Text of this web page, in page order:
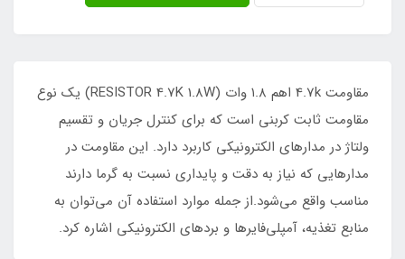
مقاومت 4.7k اهم ۱.۸ وات (RESISTOR 4.7K 1.8W) یک نوع
مقاومت ثابت کربنی است که برای کنترل جریان و تقسیم
ولتاژ در مدارهای الکترونیکی کاربرد دارد. این مقاومت در
مدارهایی که نیاز به دقت و پایداری نسبت به گرما دارند
مناسب واقع می‌شود.از جمله موارد استفاده آن می‌توان به
منابع تغذیه، آمپلی‌فایرها و بردهای الکترونیکی اشاره کرد.